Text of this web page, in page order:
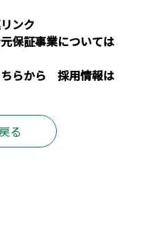
ンク
保証事業については
らから 採用情報は
る